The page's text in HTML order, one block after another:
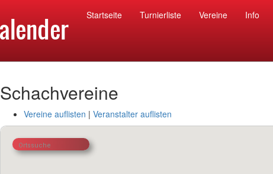
Startseite Turnierliste Vereine Info
Schachvereine
Vereine auflisten | Veranstalter auflisten